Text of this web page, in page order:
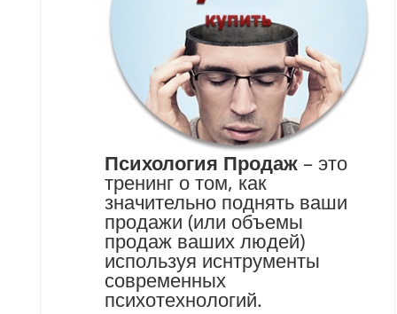
Психология Продаж– это
тренинг о том, как
значительно поднять ваши
продажи (или объемы
продаж ваших людей)
используя иснтрументы
современных
психотехнологий.